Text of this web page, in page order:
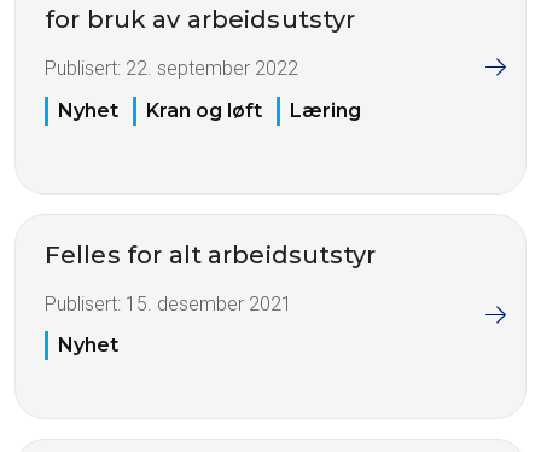
for bruk av arbeidsutstyr
Publisert: 22. september 2022
Nyhet
Kran og løft Læring
Felles for alt arbeidsutstyr
Publisert: 15. desember 2021
Nyhet